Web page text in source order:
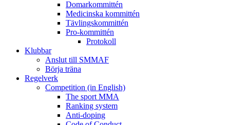
Domarkommittén
Medicinska kommittén
Tävlingskommittén
Pro-kommittén
Protokoll
Klubbar
Anslut till SMMAF
Börja träna
Regelverk
Competition (in English)
The sport MMA
Ranking system
Anti-doping